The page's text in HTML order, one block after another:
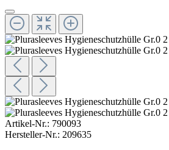
Artikel-Nr.: 790093
Hersteller-Nr.: 209635